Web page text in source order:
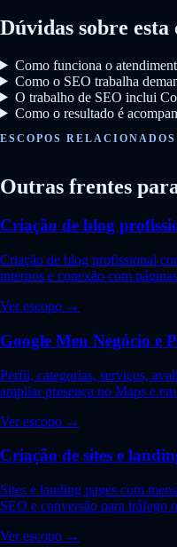
Dúvidas sobre esta
Como funciona o
Como o SEO trabalha
O trabalho de SEO inclui
Como o resultado é
ESCOPOS RELACIONADOS
Outras frentes
Criação de blog
Criação de blog profissional
internos e conexão com
Ver escopo →
Google Meu Negócio e
Perfil, categorias, serviços,
ampliar presença no Maps e
Ver escopo →
Criação de sites e
Sites e landing pages com
SEO e conversão para tráfego
Ver escopo →